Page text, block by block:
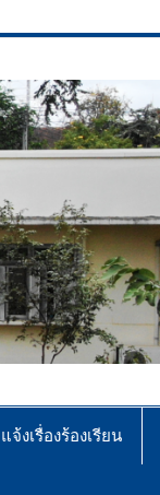
แจ้งเรื่องร้องเรียน